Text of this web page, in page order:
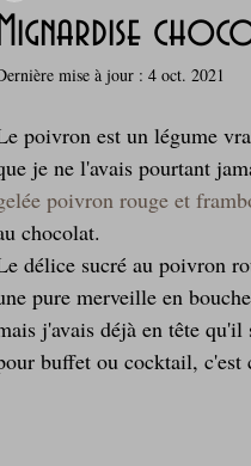
les recettes doudou
Camping Déjeuner sur
chocolat fruits à coque
desserts glacés
mise à jour : 4 oct. 2021
poivron est un légume
je ne l'avais pourtant
poivron rouge et
chocolat.
délice sucré au poivron
pure merveille en
j'avais déjà en tête
buffet ou cocktail, c'est